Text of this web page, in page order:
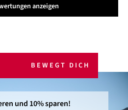
anzeigen
BEWEGT DICH
und 10% sparen!